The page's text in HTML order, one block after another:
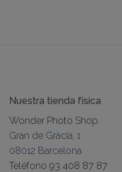
Nuestra tienda física
Wonder Photo Shop
Gran de Gràcia, 1
08012 Barcelona
Teléfono 93 408 87 87
Login